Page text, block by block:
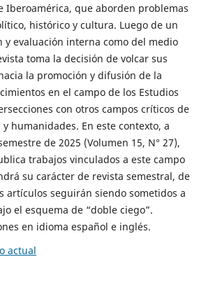
Iberoamérica, que aborden problemas
histórico y cultura. Luego de un
y evaluación interna como del medio
toma la decisión de volcar sus
la promoción y difusión de la
en el campo de los Estudios
con otros campos críticos de
y humanidades. En este contexto, a
de 2025 (Volumen 15, N° 27),
trabajos vinculados a este campo
su carácter de revista semestral, de
artículos seguirán siendo sometidos a
el esquema de “doble ciego”.
en idioma español e inglés.
actual